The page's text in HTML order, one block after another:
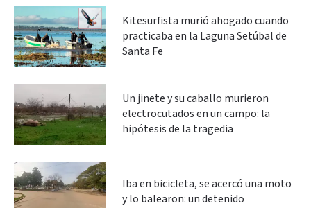
Kitesurfista murió ahogado cuando
practicaba en la Laguna Setúbal de
Santa Fe
Un jinete y su caballo murieron
electrocutados en un campo: la
hipótesis de la tragedia
Iba en bicicleta, se acercó una moto
y lo balearon: un detenido